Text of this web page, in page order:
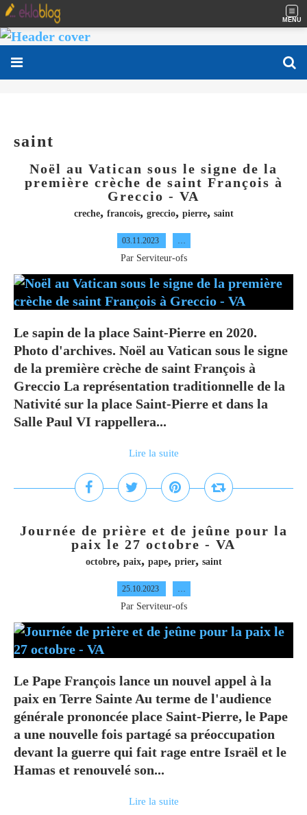
MENU
saint
Noël au Vatican sous le signe de la
première crèche de saint François à
Greccio - VA
creche, francois, greccio, pierre, saint
03.11.2023 …
Par Serviteur-ofs
Le sapin de la place Saint-Pierre en 2020.
Photo d'archives. Noël au Vatican sous le signe
de la première crèche de saint François à
Greccio La représentation traditionnelle de la
Nativité sur la place Saint-Pierre et dans la
Salle Paul VI rappellera...
Lire la suite
Journée de prière et de jeûne pour la
paix le 27 octobre - VA
octobre, paix, pape, prier, saint
25.10.2023 …
Par Serviteur-ofs
Le Pape François lance un nouvel appel à la
paix en Terre Sainte Au terme de l'audience
générale prononcée place Saint-Pierre, le Pape
a une nouvelle fois partagé sa préoccupation
devant la guerre qui fait rage entre Israël et le
Hamas et renouvelé son...
Lire la suite